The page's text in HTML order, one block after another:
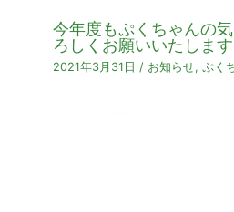
今年度もぷくちゃんの
ろしくお願いいたしま
2021年3月31日 / お知らせ, ぷく